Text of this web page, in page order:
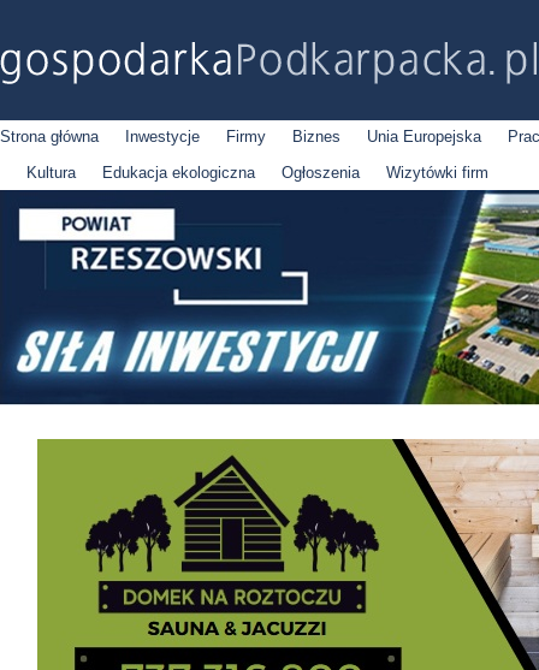
Strona główna Inwestycje Firmy Biznes Unia Europejska
Kultura
Edukacja ekologiczna Ogłoszenia Wizytówki firm